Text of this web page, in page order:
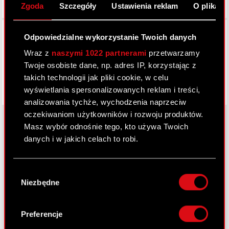
Zgoda Szczegóły Ustawienia reklam O
Odpowiedzialne wykorzystanie Twoich danych
Wraz z naszymi 1022 partnerami przetwarzamy
Twoje osobiste dane, np. adres IP, korzystając z
takich technologii jak pliki cookie, w celu
wyświetlania spersonalizowanych reklam i treści,
analizowania tychże, wychodzenia naprzeciw
oczekiwaniom użytkowników i rozwoju produktów.
Masz wybór odnośnie tego, kto używa Twoich
danych i w jakich celach to robi.
lokalizacji geograficznej z dokładnością nawet
Identyfikować Twoje urządzenie, aktywnie
analizując charakteryzującego je zbiory
zgody
Niezbędne
Preferencje
O CD PROJEKT
Nasz biznes